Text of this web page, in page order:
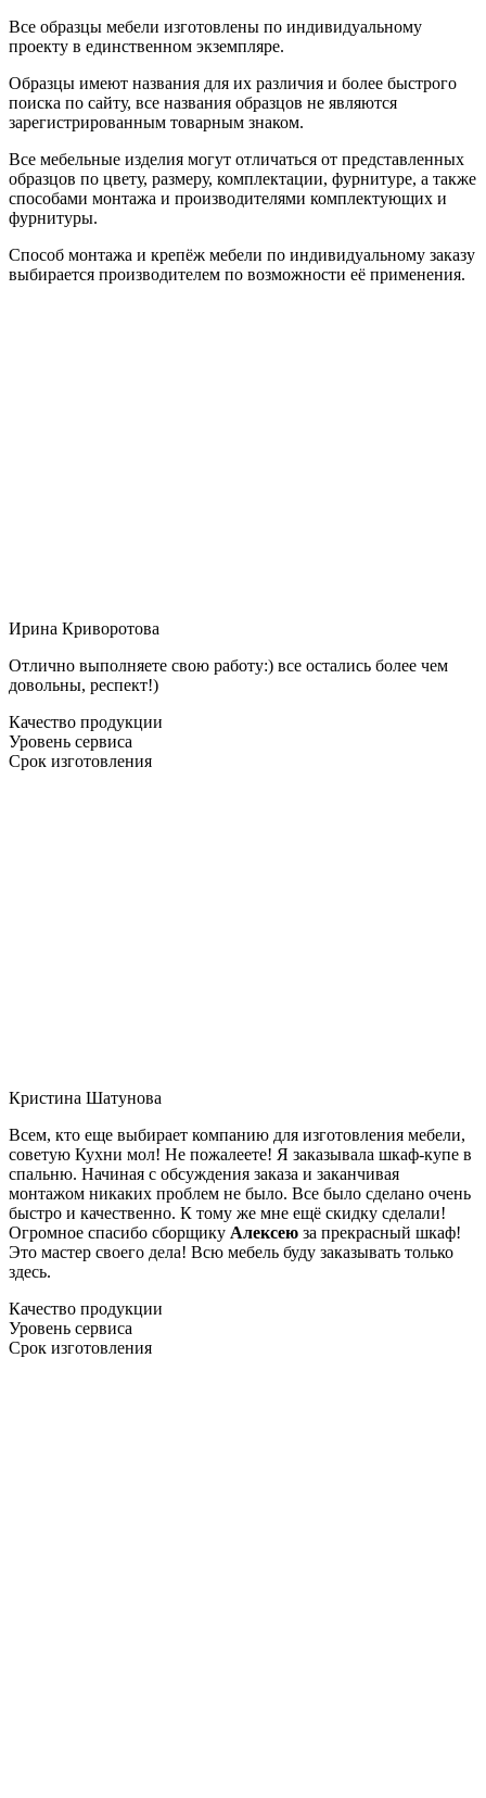
Все образцы мебели изготовлены по индивидуальному
проекту в единственном экземпляре.
Образцы имеют названия для их различия и более быстрого
поиска по сайту, все названия образцов не являются
зарегистрированным товарным знаком.
Все мебельные изделия могут отличаться от представленных
образцов по цвету, размеру, комплектации, фурнитуре, а также
способами монтажа и производителями комплектующих и
фурнитуры.
Способ монтажа и крепёж мебели по индивидуальному заказу
выбирается производителем по возможности её применения.
Ирина Криворотова
Отлично выполняете свою работу:) все остались более чем
довольны, респект!)
Качество продукции
Уровень сервиса
Срок изготовления
Кристина Шатунова
Всем, кто еще выбирает компанию для изготовления мебели,
советую Кухни мол! Не пожалеете! Я заказывала шкаф-купе в
спальню. Начиная с обсуждения заказа и заканчивая
монтажом никаких проблем не было. Все было сделано очень
быстро и качественно. К тому же мне ещё скидку сделали!
Огромное спасибо сборщику Алексею за прекрасный шкаф!
Это мастер своего дела! Всю мебель буду заказывать только
здесь.
Качество продукции
Уровень сервиса
Срок изготовления